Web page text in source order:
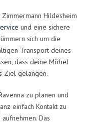
Hildesheim
und eine sichere
sich um die
Transport deines
dass deine Möbel
Ziel gelangen.
zu planen und
einfach Kontakt zu
Das